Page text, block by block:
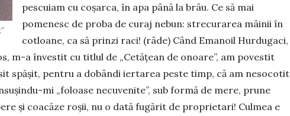
pescuiam cu coșarca, în apa până la brâu. Ce să mai
pomenesc de proba de curaj nebun: strecurarea mâinii în
cotloane, ca să prinzi raci! (râde) Când Emanoil Hur­dugaci,
m-a învestit cu titlul de „Ce­tățean de onoare”, am povestit
spășit, pentru a dobândi iertarea peste timp, că am nesocotit
mi „foloase necuvenite”, sub formă de mere, prune
și coacăze roșii, nu o dată fu­gărit de proprietari! Culmea e